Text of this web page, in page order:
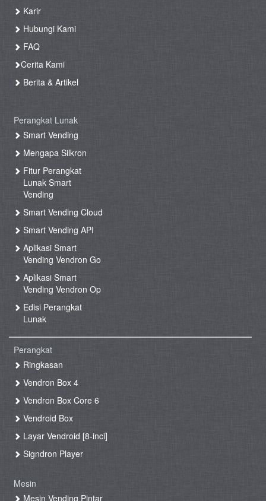
Karir
Hubungi Kami
FAQ
Cerita Kami
Berita & Artikel
Perangkat Lunak
Smart Vending
Mengapa Silkron
Fitur Perangkat
Lunak Smart
Vending
Smart Vending Cloud
Smart Vending API
Aplikasi Smart
Vending Vendron Go
Aplikasi Smart
Vending Vendron Op
Edisi Perangkat
Lunak
Perangkat
Ringkasan
Vendron Box 4
Vendron Box Core 6
Vendroid Box
Layar Vendroid [8-inci]
Signdron Player
Mesin
Mesin Vending Pintar